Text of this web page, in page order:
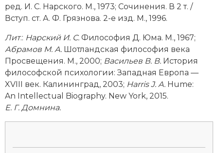
ред. И. С. Нарского. М., 1973; Сочинения. В 2 т. /
Вступ. ст. А. Ф. Грязнова. 2-е изд. М., 1996.
Лит.: Нарский И. С. Философия Д. Юма. M., 1967;
Абрамов M. А. Шотландская философия века
Просвещения. М., 2000; Васильев В. В. История
философской психологии: Западная Европа —
XVIII век. Калининград, 2003; HarrisJ. A. Hume:
An Intellectual Biography. New York, 2015.
Е. Г. Домнина.